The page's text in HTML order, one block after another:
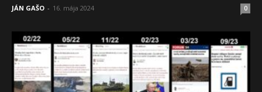
JÁN GAŠO - 16. mája 2024 0